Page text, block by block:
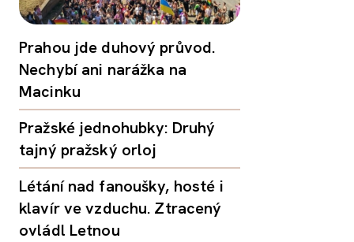
Prahou jde duhový průvod.
Nechybí ani narážka na
Macinku
Pražské jednohubky: Druhý
tajný pražský orloj
Létání nad fanoušky, hosté i
klavír ve vzduchu. Ztracený
ovládl Letnou